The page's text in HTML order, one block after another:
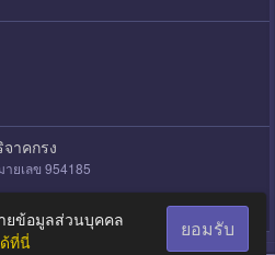
าคกรง
ยเลข 954185
ยข้อมูลส่วนบุคคล
ที่นี่
ยอมรับ